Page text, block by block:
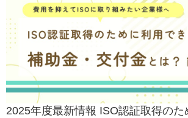
2025年度最新情報 ISO認証取得のた